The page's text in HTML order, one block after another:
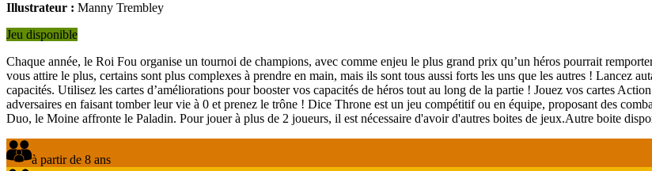
Illustrateur : Manny Trembley
Jeu disponible
Chaque année, le Roi Fou organise un tournoi de champions, avec comme enjeu le plus grand prix qu’un héros pourrait
vous attire le plus, certains sont plus complexes à prendre en main, mais ils sont tous aussi forts les uns que les autres ! Lancez
capacités. Utilisez les cartes d’améliorations pour booster vos capacités de héros tout au long de la partie ! Jouez vos cartes
adversaires en faisant tomber leur vie à 0 et prenez le trône ! Dice Throne est un jeu compétitif ou en équipe, proposant des
Duo, le Moine affronte le Paladin. Pour jouer à plus de 2 joueurs, il est nécessaire d'avoir d'autres boites de jeux.Autre boite
à partir de 8 ans